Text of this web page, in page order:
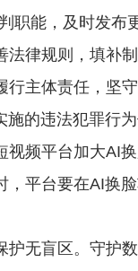
能，及时发布
法律规则，填补
体责任，坚守
施的违法犯罪行
平台加大AI换
，平台要在AI换
盲区。守护数